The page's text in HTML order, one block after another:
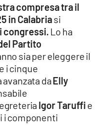
compresa tra il
in Calabriasi
congressi. Lo ha
Partito
sia per eleggere il
i cinque
daElly
Igor Taruffi e
i componenti